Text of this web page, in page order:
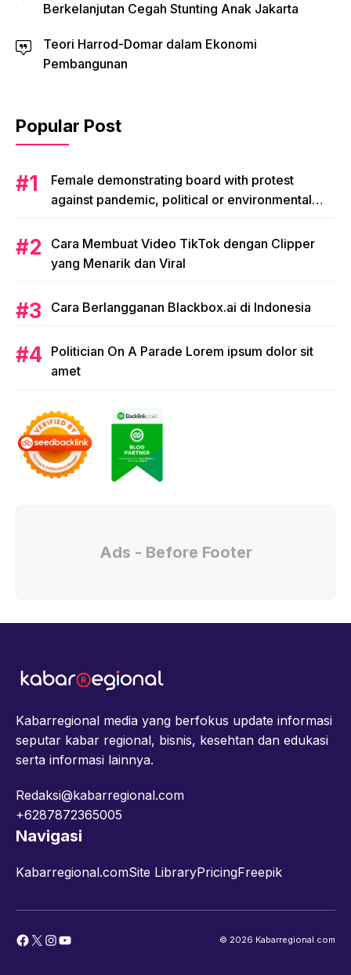
Berkelanjutan Cegah Stunting Anak Jakarta
Teori Harrod-Domar dalam Ekonomi
Pembangunan
Popular Post
Female demonstrating board with protest
against pandemic, political or environmental
Cara Membuat Video TikTok dengan Clipper
yang Menarik dan Viral
Cara Berlangganan Blackbox.ai di Indonesia
Politician On A Parade Lorem ipsum dolor sit
amet
Ads - Before Footer
Kabarregional media yang berfokus update informasi
seputar kabar regional, bisnis, kesehtan dan edukasi
serta informasi lainnya.
Redaksi@kabarregional.com
+6287872365005
Navigasi
Kabarregional.comSite LibraryPricingFreepik
Facebook
X Instagram
YouTube © 2026 Kabarregional.com